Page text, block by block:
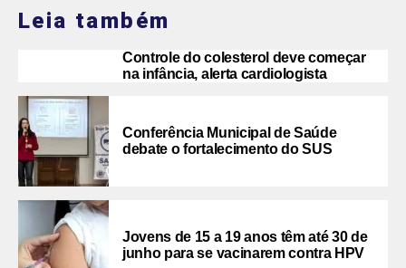
Leia também
Controle do colesterol deve começar
na infância, alerta cardiologista
Conferência Municipal de Saúde
debate o fortalecimento do SUS
Jovens de 15 a 19 anos têm até 30 de
junho para se vacinarem contra HPV